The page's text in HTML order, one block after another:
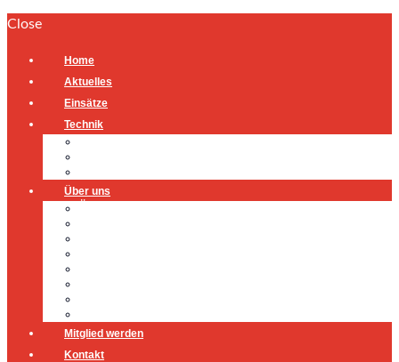
Close
Home
Aktuelles
Einsätze
Technik
Über uns
Mitglied werden
Kontakt